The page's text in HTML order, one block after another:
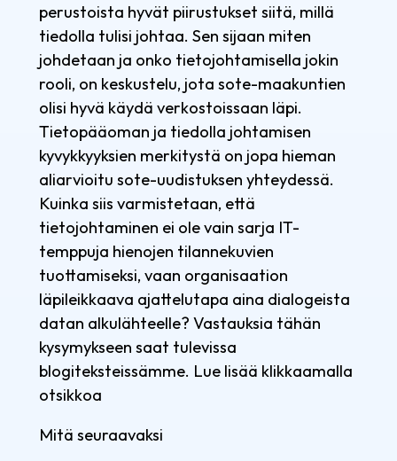
perustoista hyvät piirustukset siitä, millä
tiedolla tulisi johtaa. Sen sijaan miten
johdetaan ja onko tietojohtamisella jokin
rooli, on keskustelu, jota sote-maakuntien
olisi hyvä käydä verkostoissaan läpi.
Tietopääoman ja tiedolla johtamisen
kyvykkyyksien merkitystä on jopa hieman
aliarvioitu sote-uudistuksen yhteydessä.
Kuinka siis varmistetaan, että
tietojohtaminen ei ole vain sarja IT-
temppuja hienojen tilannekuvien
tuottamiseksi, vaan organisaation
läpileikkaava ajattelutapa aina dialogeista
datan alkulähteelle? Vastauksia tähän
kysymykseen saat tulevissa
blogiteksteissämme. Lue lisää klikkaamalla
otsikkoa
Mitä seuraavaksi